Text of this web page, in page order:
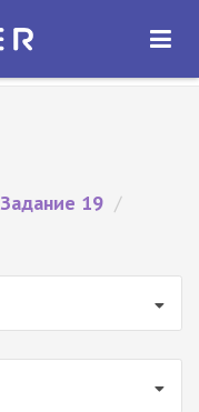
ОТКРЫТЬ
Задание 19 /